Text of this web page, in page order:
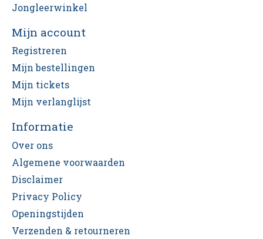
Jongleerwinkel
Mijn account
Registreren
Mijn bestellingen
Mijn tickets
Mijn verlanglijst
Informatie
Over ons
Algemene voorwaarden
Disclaimer
Privacy Policy
Openingstijden
Verzenden & retourneren